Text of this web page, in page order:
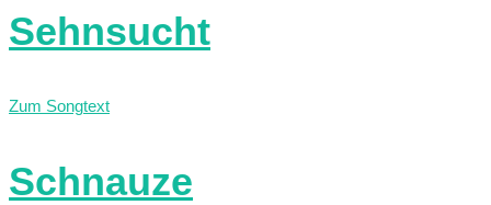
Sehnsucht
Zum Songtext
Schnauze